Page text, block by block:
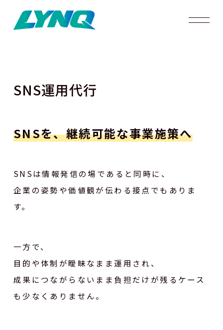
SNS運用代行
SNSを、継続可能な事業施策へ
SNSは情報発信の場であると同時に、
企業の姿勢や価値観が伝わる接点でもありま
す。
一方で、
目的や体制が曖昧なまま運用され、
成果につながらないまま負担だけが残るケース
も少なくありません。